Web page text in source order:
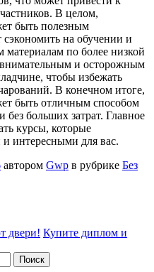
В целом,
быть полезным
сэкономить на обучении и
материалам по более низкой
и осторожным
чтобы избежать
В конечном итоге,
быть отличным способом
больших затрат. Главное
курсы, которые
и интересными для вас.
автором Gwp в рубрике Без
двери! Купите диплом и